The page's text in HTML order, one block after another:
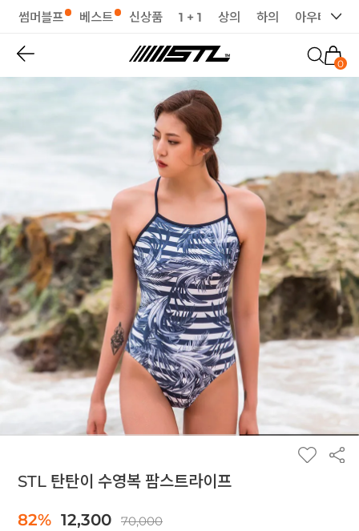
썸머블프 베스트 신상품 1 + 1 상의 하의 아우터
0
STL 탄탄이 수영복 팜스트라이프
82% 12,300 70,000